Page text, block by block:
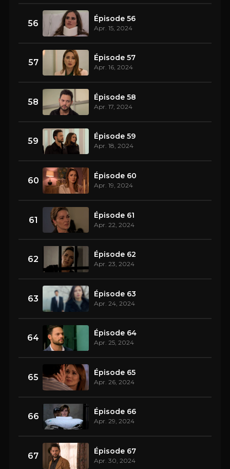
56 Épisode 56
Apr. 15, 2024
57 Épisode 57
Apr. 16, 2024
58 Épisode 58
Apr. 17, 2024
59 Épisode 59
Apr. 18, 2024
60 Épisode 60
Apr. 19, 2024
61 Épisode 61
Apr. 22, 2024
62 Épisode 62
Apr. 23, 2024
63 Épisode 63
Apr. 24, 2024
64 Épisode 64
Apr. 25, 2024
65 Épisode 65
Apr. 26, 2024
66 Épisode 66
Apr. 29, 2024
67 Épisode 67
Apr. 30, 2024